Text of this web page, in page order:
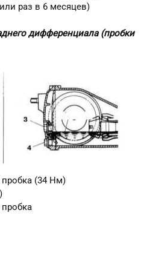
раз в 6 месяцев)
дифференциала (пробки
(34 Нм)